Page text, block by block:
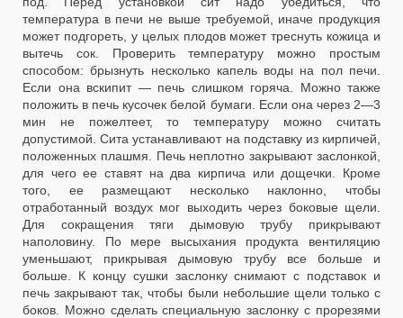
температура в печи не выше требуемой, иначе продукция
может подгореть, у целых плодов может треснуть кожица и
вытечь сок. Проверить температуру можно простым
способом: брызнуть несколько капель воды на пол печи.
Если она вскипит — печь слишком горяча. Можно также
положить в печь кусочек белой бумаги. Если она через 2—3
мин не пожелтеет, то температуру можно считать
допустимой. Сита устанавливают на подставку из кирпичей,
положенных плашмя. Печь неплотно закрывают заслонкой,
для чего ее ставят на два кирпича или дощечки. Кроме
того, ее размещают несколько наклонно, чтобы
отработанный воздух мог выходить через боковые щели.
Для сокращения тяги дымовую трубу прикрывают
наполовину. По мере высыхания продукта вентиляцию
уменьшают, прикрывая дымовую трубу все больше и
больше. К концу сушки заслонку снимают с подставок и
печь закрывают так, чтобы были небольшие щели только с
боков. Можно сделать специальную заслонку с прорезями